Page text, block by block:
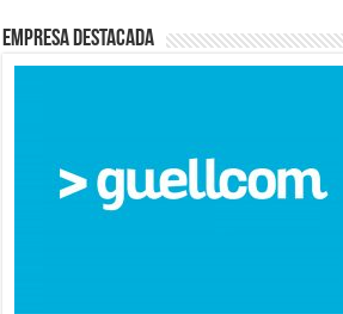
Empresa destacada